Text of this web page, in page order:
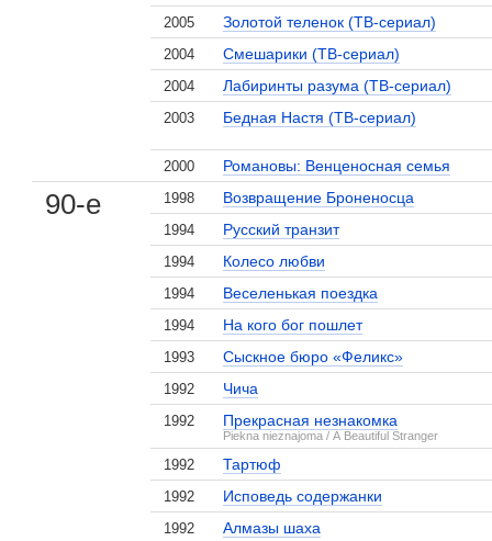
2005 Золотой теленок (ТВ-сериал)
2004 Смешарики (ТВ-сериал)
2004 Лабиринты разума (ТВ-сериал)
2003 Бедная Настя (ТВ-сериал)
2000 Романовы: Венценосная семья
90-е 1998 Возвращение Броненосца
1994 Русский транзит
1994 Колесо любви
1994 Веселенькая поездка
1994 На кого бог пошлет
1993 Сыскное бюро «Феликс»
1992 Чича
1992 Прекрасная незнакомка
Piekna nieznajoma / A Beautiful Stranger
1992 Тартюф
1992 Исповедь содержанки
1992 Алмазы шаха